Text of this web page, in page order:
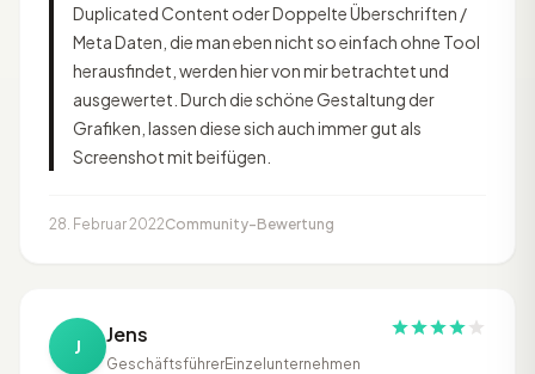
Duplicated Content oder Doppelte Überschriften /
Meta Daten, die man eben nicht so einfach ohne Tool
herausfindet, werden hier von mir betrachtet und
ausgewertet. Durch die schöne Gestaltung der
Grafiken, lassen diese sich auch immer gut als
Screenshot mit beifügen.
28. Februar 2022Community-Bewertung
J Jens
GeschäftsführerEinzelunternehmen